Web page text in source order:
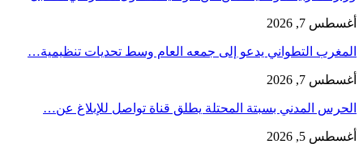
أغسطس 7, 2026
المغرب التطواني يدعو إلى جمعه العام وسط تحديات تنظيمية…
أغسطس 7, 2026
الحرس المدني بسبتة المحتلة يطلق قناة تواصل للإبلاغ عن…
أغسطس 5, 2026